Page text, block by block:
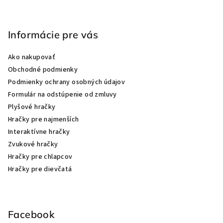
Informácie pre vás
Ako nakupovať
Obchodné podmienky
Podmienky ochrany osobných údajov
Formulár na odstúpenie od zmluvy
Plyšové hračky
Hračky pre najmenších
Interaktívne hračky
Zvukové hračky
Hračky pre chlapcov
Hračky pre dievčatá
Facebook